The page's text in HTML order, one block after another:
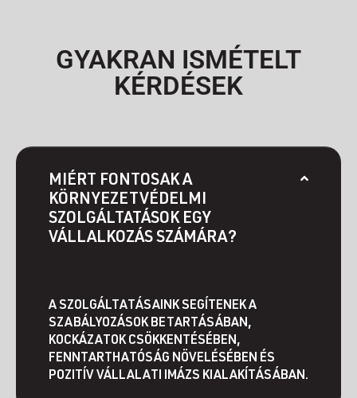
GYAKRAN ISMÉTELT
KÉRDÉSEK
MIÉRT FONTOSAK A
KÖRNYEZETVÉDELMI
SZOLGÁLTATÁSOK EGY
VÁLLALKOZÁS SZÁMÁRA?
A SZOLGÁLTATÁSAINK SEGÍTENEK A
SZABÁLYOZÁSOK BETARTÁSÁBAN,
KOCKÁZATOK CSÖKKENTÉSÉBEN,
FENNTARTHATÓSÁG NÖVELÉSÉBEN ÉS
POZITÍV VÁLLALATI IMÁZS KIALAKÍTÁSÁBAN.